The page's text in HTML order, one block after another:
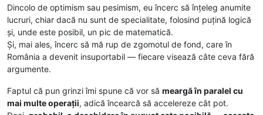
Dincolo de optimism sau pesimism, eu încerc să înțeleg anumite
lucruri, chiar dacă nu sunt de specialitate, folosind puțină logică
și, unde este posibil, un pic de matematică.
Și, mai ales, încerc să mă rup de zgomotul de fond, care în
România a devenit insuportabil — fiecare visează câte ceva fără
argumente.
Faptul că pun grinzi îmi spune că vor să meargă în paralel cu
mai multe operații, adică încearcă să accelereze cât pot.